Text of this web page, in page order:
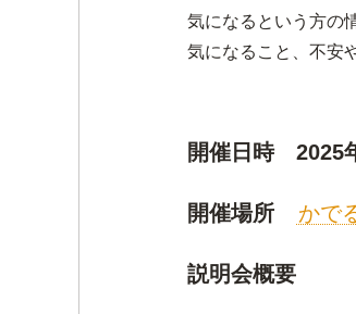
気になるという方の
気になること、不安
開催日時 2025
開催場所 かで
説明会概要